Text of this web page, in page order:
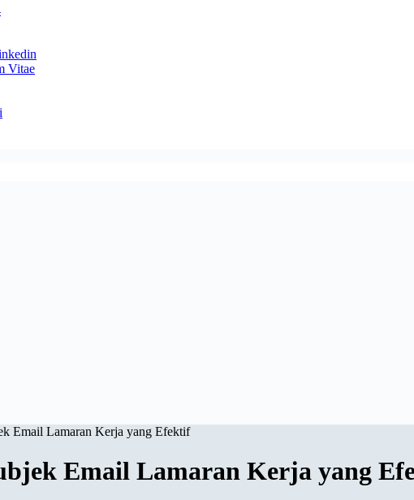
Vitae
Email Lamaran Kerja yang Efektif
Email Lamaran Kerja yang